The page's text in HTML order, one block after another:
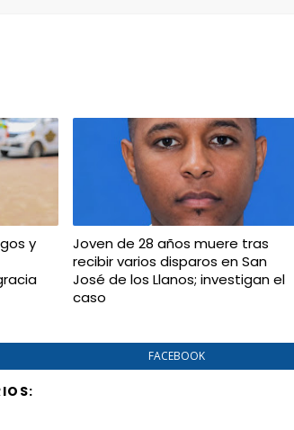
y
Joven de 28 años muere tras
recibir varios disparos en San
José de los Llanos; investigan el
caso
FACEBOOK